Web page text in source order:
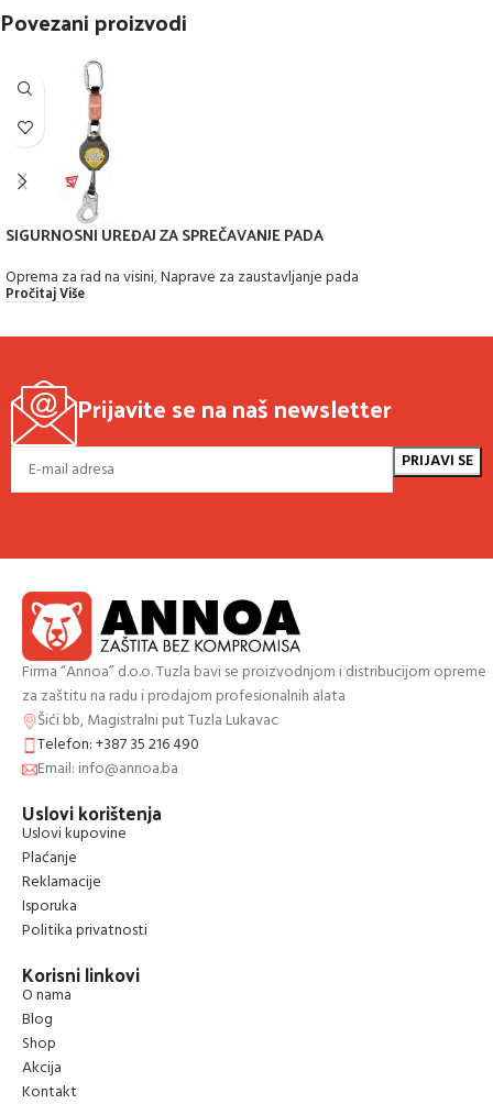
Povezani proizvodi
SIGURNOSNI UREĐAJ ZA SPREČAVANJE PADA
Oprema za rad na visini,Naprave za zaustavljanje pada
Pročitaj Više
Prijavite se na naš newsletter
Firma “Annoa” d.o.o. Tuzla bavi se proizvodnjom i distribucijom opreme
za zaštitu na radu i prodajom profesionalnih alata
Šići bb, Magistralni put Tuzla Lukavac
Telefon: +387 35 216 490
Email: info@annoa.ba
Uslovi korištenja
Uslovi kupovine
Plaćanje
Reklamacije
Isporuka
Politika privatnosti
Korisni linkovi
O nama
Blog
Shop
Akcija
Kontakt